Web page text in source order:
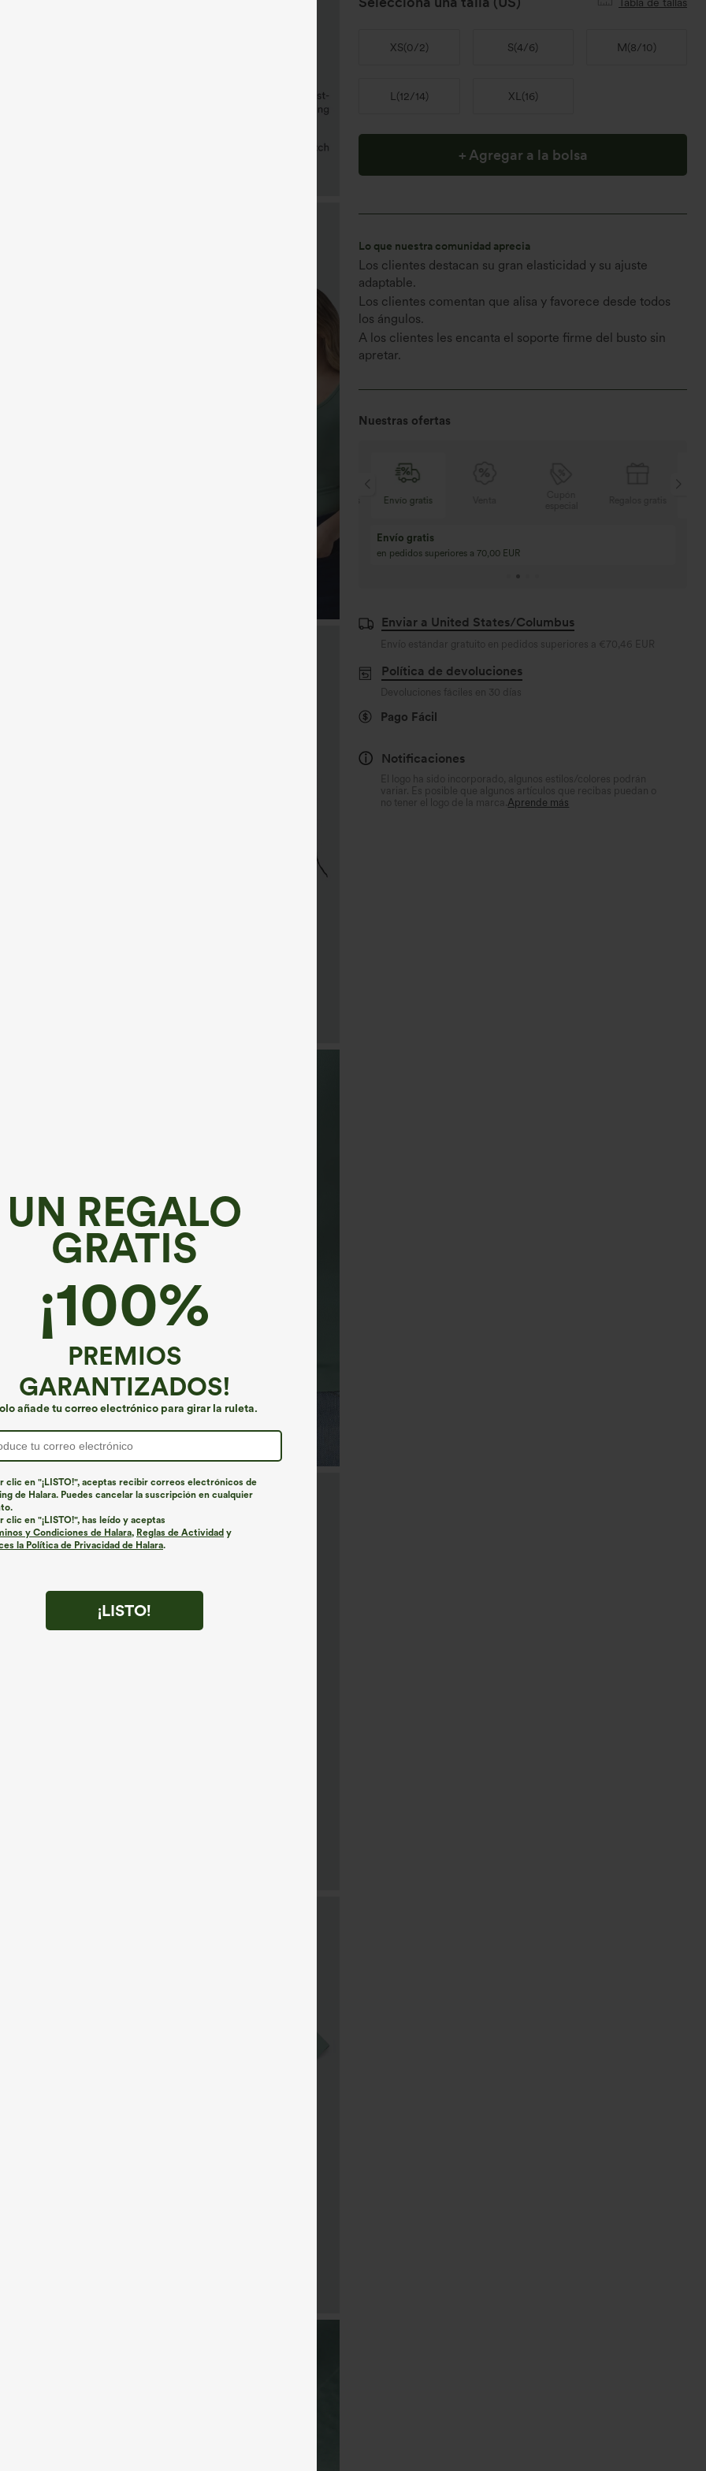
UN REGALO
GRATIS
¡100%
PREMIOS
GARANTIZADOS!
añade tu correo electrónico para girar la ruleta.
clic en "¡LISTO!", aceptas recibir correos electrónicos de
de Halara. Puedes cancelar la suscripción en cualquier
clic en "¡LISTO!", has leído y aceptas
y Condiciones de Halara, Reglas de Actividad y
la Política de Privacidad de Halara.
¡LISTO!
XS(0/2) S(4/6) M(8/10)
L (12/14) XL (16)
+ Agregar a la bolsa
Lo que nuestra comunidad aprecia
Los clientes destacan su gran elasticidad y su ajuste
adaptable.
Los clientes comentan que alisa y favorece desde todos
los ángulos.
A los clientes les encanta el soporte firme del busto sin
apretar.
Nuestras ofertas
Venta
Compra 3 y llévate 1 gratis
Compra 4 por 3, compra 8 por 6
Enviar a United States/Columbus
Envío estándar gratuito en pedidos superiores a €70,46 EUR
Política de devoluciones
Devoluciones fáciles en 30 días
Pago Fácil
Notificaciones
El logo ha sido incorporado, algunos estilos/colores podrán
variar. Es posible que algunos artículos que recibas puedan o
no tener el logo de la marca. Aprende más